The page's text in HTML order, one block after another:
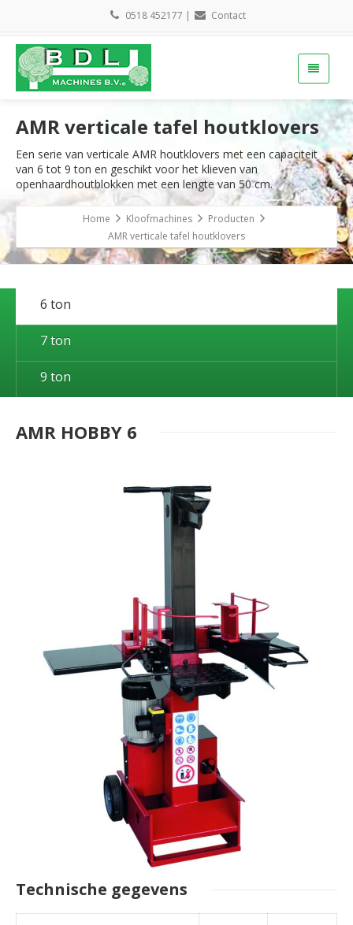
0518 452177 | Contact
AMR verticale tafel houtklovers
Een serie van verticale AMR houtklovers met een capaciteit
van 6 tot 9 ton en geschikt voor het klieven van
openhaardhoutblokken met een lengte van 50 cm.
Home Kloofmachines
Producten
AMR verticale tafel houtklovers
6 ton
7 ton
9 ton
AMR HOBBY 6
Technische gegevens